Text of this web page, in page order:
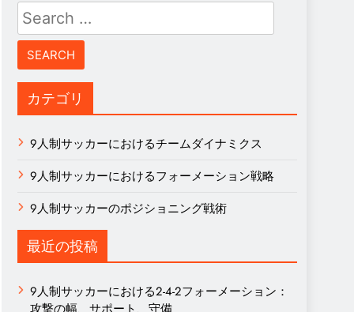
Search
for:
カテゴリ
9人制サッカーにおけるチームダイナミクス
9人制サッカーにおけるフォーメーション戦略
9人制サッカーのポジショニング戦術
最近の投稿
9人制サッカーにおける2-4-2フォーメーション：